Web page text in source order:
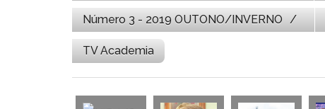
Número 3 - 2019 OUTONO/INVERNO
TV Academia